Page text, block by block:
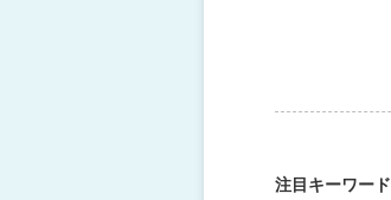
注目キーワード